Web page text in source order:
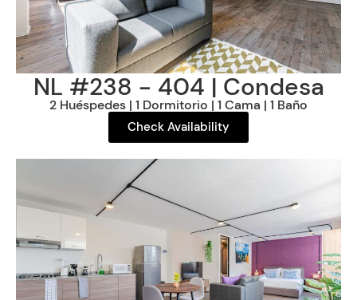
NL #238 - 404 | Condesa
2 Huéspedes | 1 Dormitorio | 1 Cama | 1 Baño
Check Availability